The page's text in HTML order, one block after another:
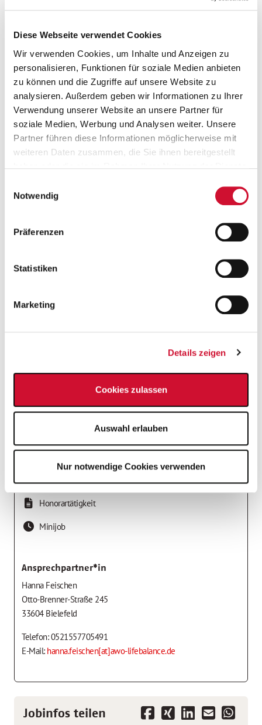
Diese Webseite verwendet Cookies
Wir verwenden Cookies, um Inhalte und Anzeigen zu
personalisieren, Funktionen für soziale Medien anbieten
zu können und die Zugriffe auf unsere Website zu
analysieren. Außerdem geben wir Informationen zu Ihrer
Verwendung unserer Website an unsere Partner für
soziale Medien, Werbung und Analysen weiter. Unsere
Partner führen diese Informationen möglicherweise mit
weiteren Daten zusammen, die Sie ihnen bereitgestellt
Wenn Sie auf „Cookies zulassen“ klicken, so stimmen
Sie der Speicherung sämtlicher Cookies zu. Sie können
Ihre Einwilligung selbstverständlich jederzeit widerrufen,
indem Sie die Cookie-Einstellungen aufrufen und diese
unsererDatenschutzerklärung
Notwendig
Präferenzen
Statistiken
Marketing
Details zeigen
Cookies zulassen
Auswahl erlauben
Nur notwendige Cookies verwenden
Stelleninfos Einsatzort
Betreuungskraft
Erzieher*in
Kinderpfleger*in
Kinderbetreuer*in
Student*in der Kindheitspädagogik
awo lifebalance GmbH
40223 Düsseldorf
ab sofort
Honorartätigkeit
Minijob
Ansprechpartner*in
Hanna Feischen
Otto-Brenner-Straße 245
33604 Bielefeld
Telefon: 0521557705491
E-Mail: hanna.feischen[at]awo-lifebalance.de
Jobinfos teilen